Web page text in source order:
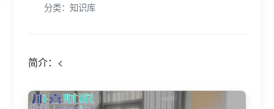
分类：知识库
简介：<